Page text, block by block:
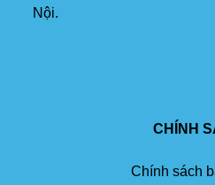
Nội.
CHÍNH
Chính sách